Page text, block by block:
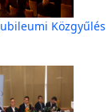
Közgyűlés